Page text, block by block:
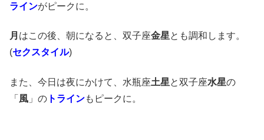
ラインがピークに。
月 はこの後、朝になると、双子座金星とも調和します。
(セクスタイル)
また、今日は夜にかけて、水瓶座土星と双子座水星の
「 風 」の トラインもピークに。